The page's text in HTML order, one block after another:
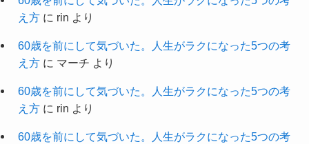
え方に rin より
60歳を前にして気づいた。人生がラクになった5つの考
え方に マーチ より
60歳を前にして気づいた。人生がラクになった5つの考
え方に rin より
60歳を前にして気づいた。人生がラクになった5つの考